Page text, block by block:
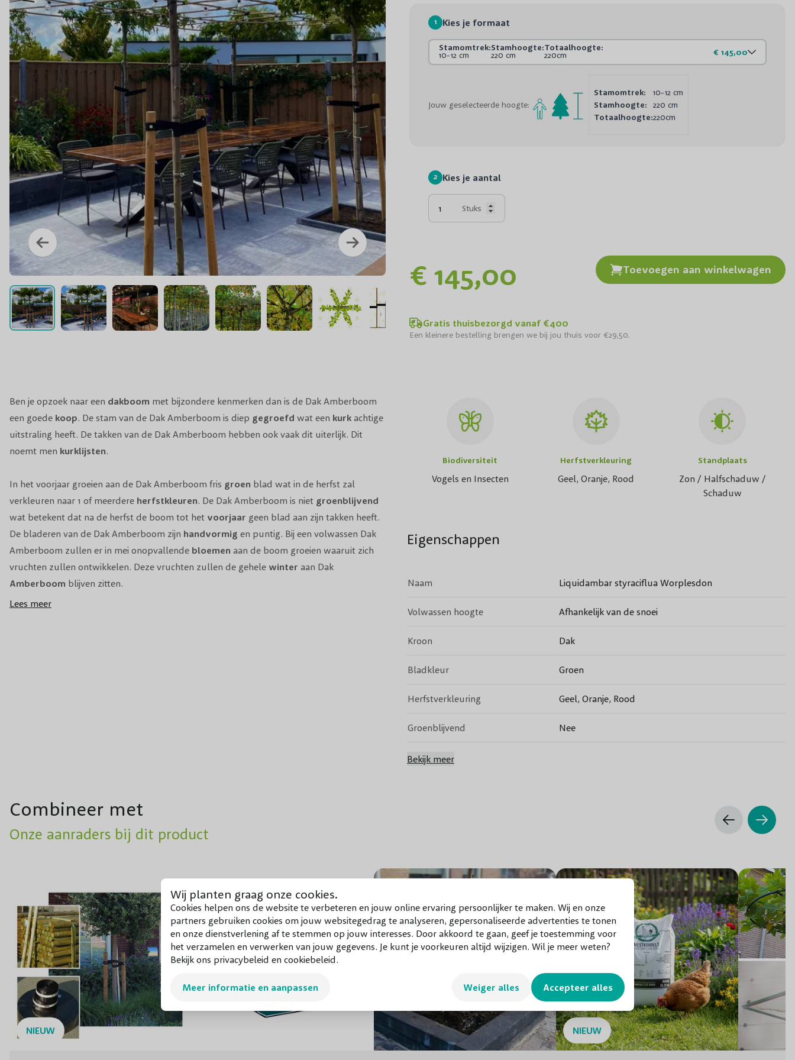
Wij planten graag onze cookies.
Cookies helpen ons de website te verbeteren en jouw online ervaring persoonlijker te maken. Wij en onze
partners gebruiken cookies om jouw websitegedrag te analyseren, gepersonaliseerde advertenties te tonen
en onze dienstverlening af te stemmen op jouw interesses. Door akkoord te gaan, geef je toestemming voor
het verzamelen en verwerken van jouw gegevens. Je kunt je voorkeuren altijd wijzigen. Wil je meer weten?
Bekijk ons privacybeleid en cookiebeleid.
Meer informatie en aanpassen Weiger alles Accepteer alles
Dak amberboom
1 Kies je formaat
Stamomtrek:
10-12 cm
Stamhoogte:
220 cm
Totaalhoogte:
220cm € 145,00
Jouw geselecteerde hoogte:
Stamomtrek:
10-12 cm
Stamhoogte:
220 cm
Totaalhoogte:220cm
2 Kies je aantal
Stuks
€ 145,00 Toevoegen aan winkelwagen
Gratis thuisbezorgd vanaf €400
Een kleinere bestelling brengen we bij jou thuis voor €29,50.
Ben je opzoek naar een dakboom met bijzondere kenmerken dan is de Dak Amberboom
een goede koop. De stam van de Dak Amberboom is diep gegroefd wat een kurk achtige
uitstraling heeft. De takken van de Dak Amberboom hebben ook vaak dit uiterlijk. Dit
noemt men kurklijsten.
In het voorjaar groeien aan de Dak Amberboom fris groen blad wat in de herfst zal
verkleuren naar 1 of meerdere herfstkleuren. De Dak Amberboom is niet groenblijvend
wat betekent dat na de herfst de boom tot het voorjaar geen blad aan zijn takken heeft.
De bladeren van de Dak Amberboom zijn handvormig en puntig. Bij een volwassen Dak
Amberboom zullen er in mei onopvallende bloemen aan de boom groeien waaruit zich
vruchten zullen ontwikkelen. Deze vruchten zullen de gehele winter aan Dak
Amberboom blijven zitten.
Lees meer
Biodiversiteit
Vogels en Insecten
Herfstverkleuring
Geel, Oranje, Rood
Standplaats
Zon / Halfschaduw /
Schaduw
Eigenschappen
Naam Liquidambar styraciflua Worplesdon
Volwassen hoogte Afhankelijk van de snoei
Kroon Dak
Bladkleur Groen
Herfstverkleuring Geel, Oranje, Rood
Groenblijvend Nee
Bloeikleur
Ronde, stekelige vrucht aan lange steel, 3-3,5cm lang
Snoeiperiode November tot februari
Grondsoort Alle
Groeisnelheid Gemiddeld
Winterhardheid Goed
Biodiversiteit Vogels en Insecten
Toepassing Grote en kleine tuinen
Bekijk meer
Combineer met
Onze aanraders bij dit product
NIEUW NIEUW